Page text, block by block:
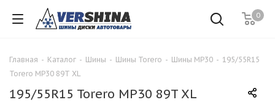
0
Главная - Каталог - Шины - Шины Torero - Шины MP30 - 195/55R15
Torero MP30 89T XL
195/55R15 Torero MP30 89T XL